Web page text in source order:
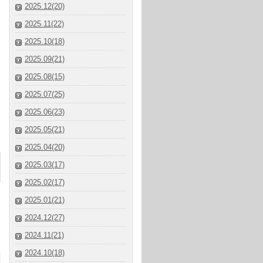
2025.12(20)
2025.11(22)
2025.10(18)
2025.09(21)
2025.08(15)
2025.07(25)
2025.06(23)
2025.05(21)
2025.04(20)
2025.03(17)
2025.02(17)
2025.01(21)
2024.12(27)
2024.11(21)
2024.10(18)